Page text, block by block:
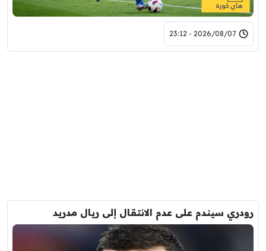
2026/08/07 - 23:12
رودري سيندم على عدم الانتقال إلى ريال مدريد